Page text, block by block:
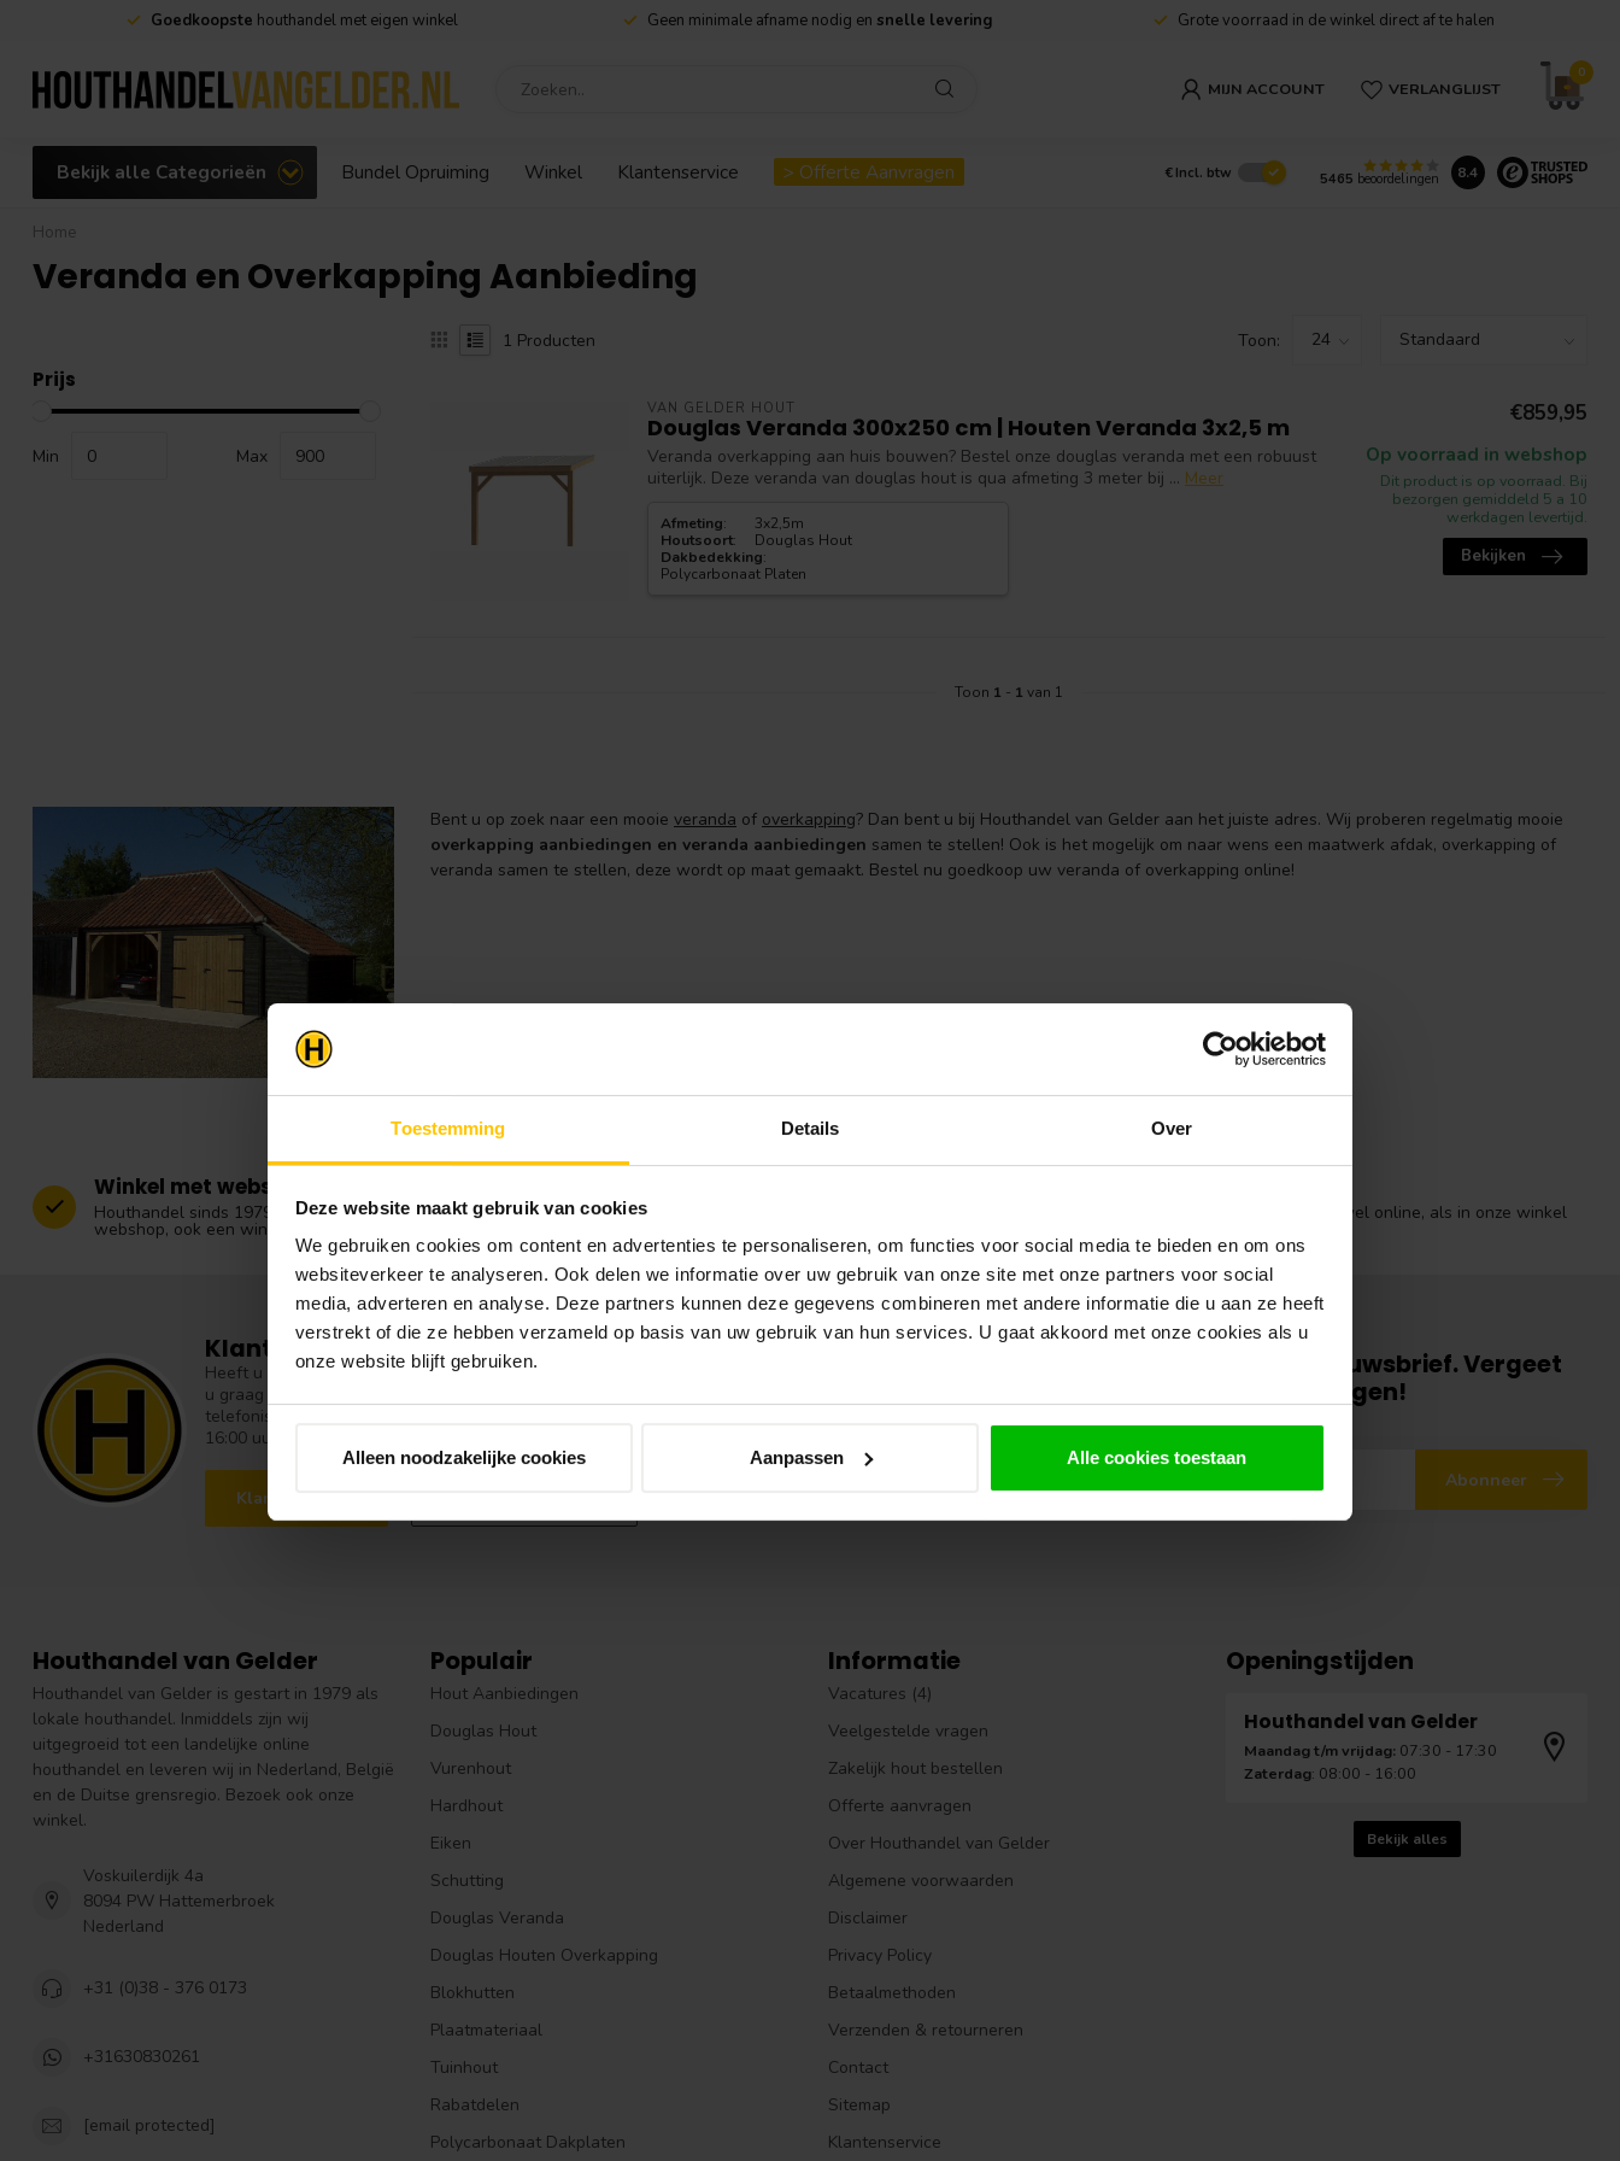
Toestemming Details Over
Deze website maakt gebruik van cookies
We gebruiken cookies om content en advertenties te personaliseren, om functies voor social media te bieden en om ons
websiteverkeer te analyseren. Ook delen we informatie over uw gebruik van onze site met onze partners voor social
media, adverteren en analyse. Deze partners kunnen deze gegevens combineren met andere informatie die u aan ze heeft
verstrekt of die ze hebben verzameld op basis van uw gebruik van hun services. U gaat akkoord met onze cookies als u
onze website blijft gebruiken.
Alleen noodzakelijke cookies Aanpassen Alle cookies toestaan
Goedkoopste houthandel met eigen winkel Geen minimale afname nodig en snelle levering Grote voorraad in de winkel direct af te halen
MIJN ACCOUNT VERLANGLIJST
0
Bekijk alle Categorieën Bundel Opruiming Winkel Klantenservice > Offerte Aanvragen € Incl. btw 5465 beoordelingen 8.4
Home
Veranda en Overkapping Aanbieding
Prijs
Min Max
1 Producten Toon:
VAN GELDER HOUT
Douglas Veranda 300x250 cm | Houten Veranda 3x2,5 m
Veranda overkapping aan huis bouwen? Bestel onze douglas veranda met een robuust
uiterlijk. Deze veranda van douglas hout is qua afmeting 3 meter bij ... Meer
Afmeting:
3x2,5m
Houtsoort:
Douglas Hout
Dakbedekking:
Polycarbonaat Platen
€859,95
Op voorraad in webshop
Dit product is op voorraad. Bij
bezorgen gemiddeld 5 a 10
werkdagen levertijd.
Bekijken
Toon 1 - 1 van 1
Bent u op zoek naar een mooie veranda of overkapping? Dan bent u bij Houthandel van Gelder aan het juiste adres. Wij proberen regelmatig mooie
overkapping aanbiedingen en veranda aanbiedingen samen te stellen! Ook is het mogelijk om naar wens een maatwerk afdak, overkapping of
veranda samen te stellen, deze wordt op maat gemaakt. Bestel nu goedkoop uw veranda of overkapping online!
Winkel met webshop
Houthandel sinds 1979. Wij hebben naast onze
webshop, ook een winkel nabij Zwolle.
Gratis levering vanaf €1750,- Snelle levertijden. Kies nu Ruime voorraad hout: zowel online, als in onze winkel
Klantenservice
Heeft u vragen over onze producten of over levertijden? Bel of mail ons! Wij staan
u graag te woord en geven graag vakkundig advies. De openingstijden van onze
telefonische helpdesk zijn: Maandag t/m vrijdag: 9:30 tot 11:30 uur en 14:00 tot
16:00 uur.
Klantenservice
Meld je aan voor onze gratis nieuwsbrief. Vergeet
niet om je inschrijving te bevestigen!
Abonneer
Houthandel van Gelder
Houthandel van Gelder is gestart in 1979 als
lokale houthandel. Inmiddels zijn wij
uitgegroeid tot een landelijke online
houthandel en leveren wij in Nederland, België
en de Duitse grensregio. Bezoek ook onze
winkel.
Voskuilerdijk 4a
8094 PW Hattemerbroek
Nederland
+31 (0)38 - 376 0173
+31630830261
[email protected]
Populair
Hout Aanbiedingen
Douglas Hout
Vurenhout
Hardhout
Eiken
Schutting
Douglas Veranda
Douglas Houten Overkapping
Blokhutten
Plaatmateriaal
Tuinhout
Rabatdelen
Polycarbonaat Dakplaten
Informatie
Vacatures (4)
Veelgestelde vragen
Zakelijk hout bestellen
Offerte aanvragen
Over Houthandel van Gelder
Algemene voorwaarden
Disclaimer
Privacy Policy
Betaalmethoden
Verzenden & retourneren
Contact
Sitemap
Klantenservice
Openingstijden
Houthandel van Gelder
Maandag t/m vrijdag: 07:30 - 17:30
Zaterdag: 08:00 - 16:00
Bekijk alles